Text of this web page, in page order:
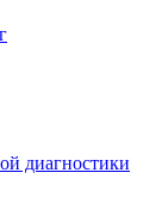
диагностики